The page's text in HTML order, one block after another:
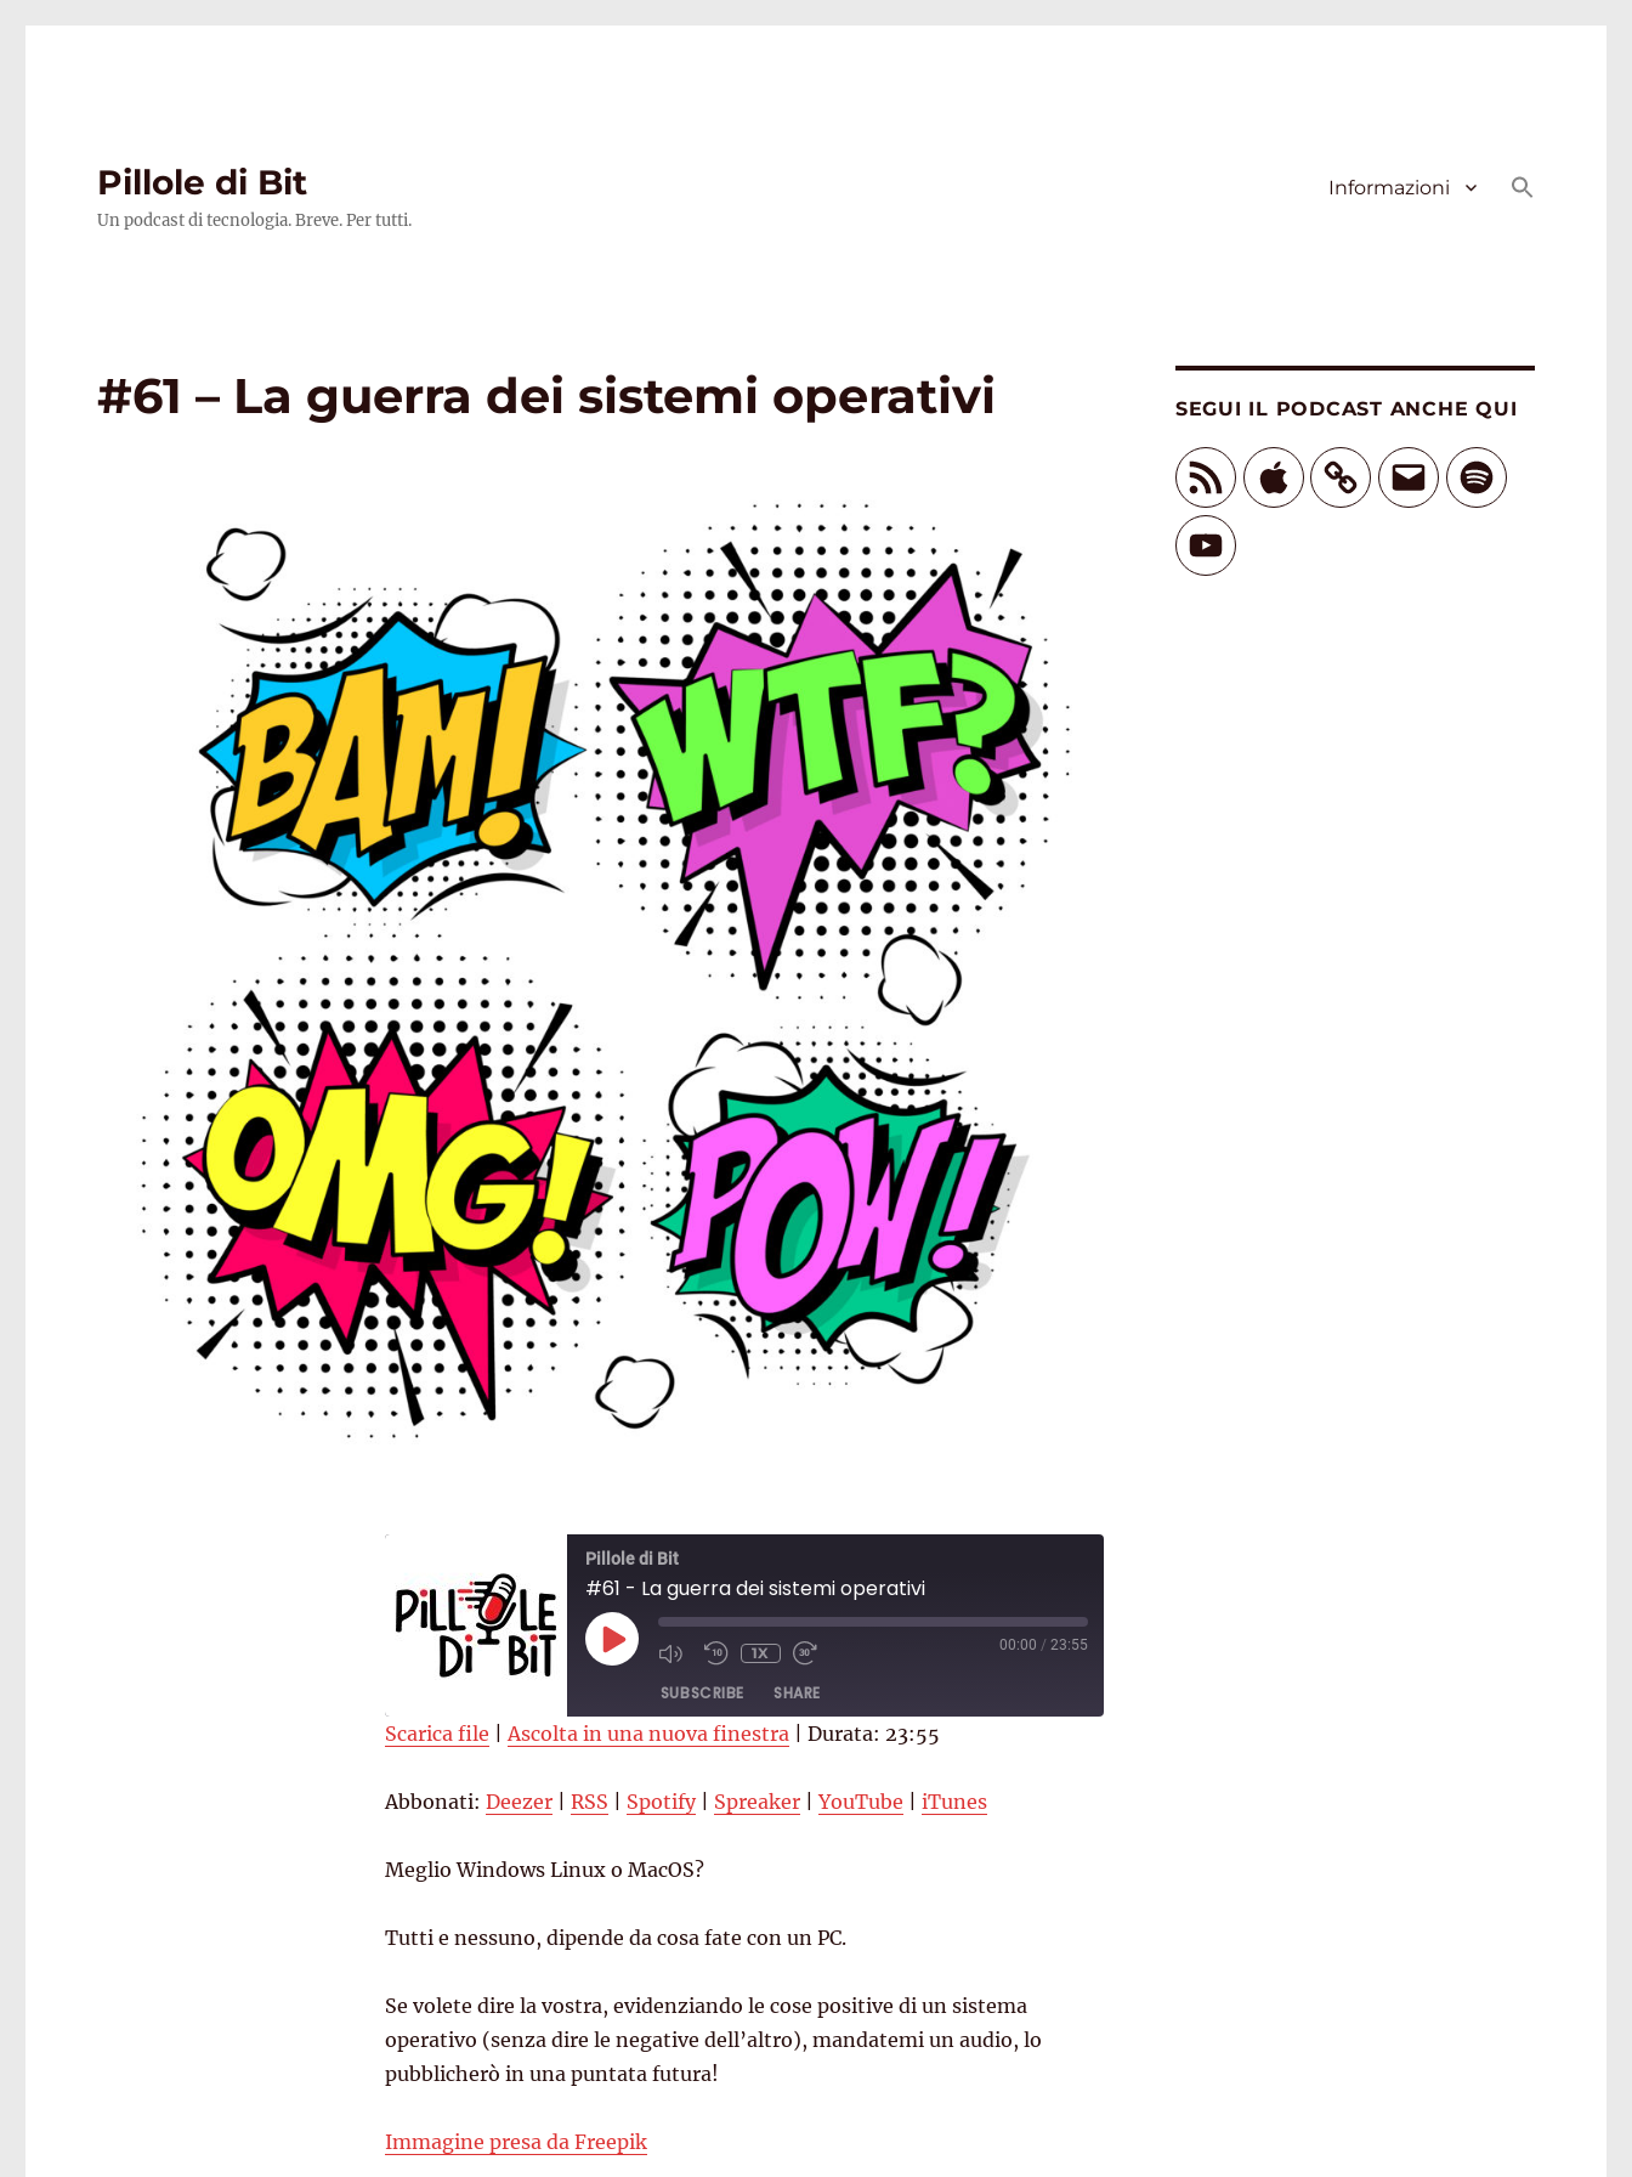
Pillole di Bit
Un podcast di tecnologia. Breve. Per tutti.
Informazioni
#61 – La guerra dei sistemi operativi
Pillole di Bit
#61 - La guerra dei sistemi operativi
PLAY
EPISODE
1X 00:00 / 23:55
SUBSCRIBE SHARE
Spreaker YouTube iTunes
LINK
EMBED
Scarica file Ascolta in una nuova finestra Durata: 23:55
Abbonati: Deezer| RSS Spotify| Spreaker|YouTube iTunes
Meglio Windows Linux o MacOS?
Tutti e nessuno, dipende da cosa fate con un PC.
Se volete dire la vostra, evidenziando le cose positive di un sistema
operativo (senza dire le negative dell’altro), mandatemi un audio, lo
pubblicherò in una puntata futura!
Immagine presa da Freepik
SEGUI IL PODCAST ANCHE QUI
Feed
RSS
Apple Email Spotify
YouTube